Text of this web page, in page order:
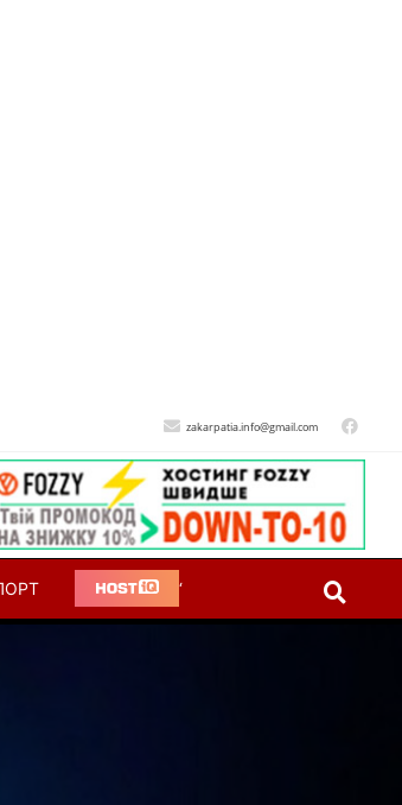
zakarpatia.info@gmail.com
‘